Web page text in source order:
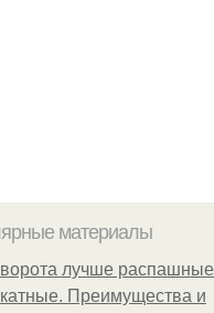
материалы
ворота лучше распашные
Преимущества и